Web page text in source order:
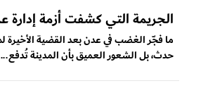
الجريمة التي كشفت أزمة إدارة
ما فجّر الغضب في عدن بعد القضية الأخيرة
حدث، بل الشعور العميق بأن المدينة تُدفع...